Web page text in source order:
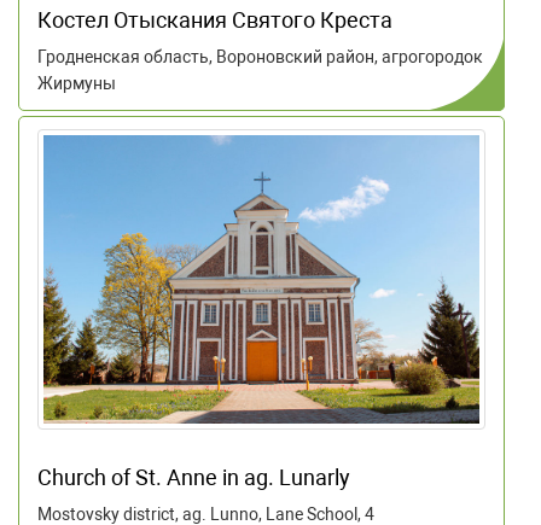
Костел Отыскания Святого Креста
Гродненская область, Вороновский район, агрогородок
Жирмуны
Church of St. Anne in ag. Lunarly
Mostovsky district, ag. Lunno, Lane School, 4